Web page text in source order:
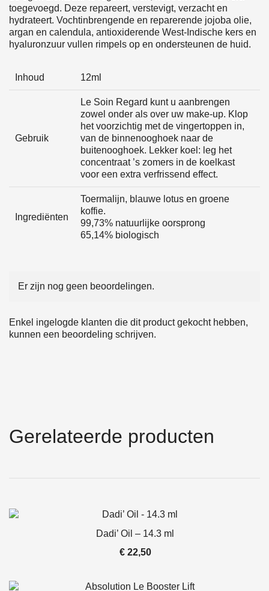
toegevoegd. Deze repareert, verstevigt, verzacht en
hydrateert. Vochtinbrengende en reparerende jojoba olie,
argan en calendula, antioxiderende West-Indische kers en
hyaluronzuur vullen rimpels op en ondersteunen de huid.
Inhoud 12ml
Gebruik
Le Soin Regard kunt u aanbrengen
zowel onder als over uw make-up. Klop
het voorzichtig met de vingertoppen in,
van de binnenooghoek naar de
buitenooghoek. Lekker koel: leg het
concentraat ’s zomers in de koelkast
voor een extra verfrissend effect.
Ingrediënten
Toermalijn, blauwe lotus en groene
koffie.
99,73% natuurlijke oorsprong
65,14% biologisch
Er zijn nog geen beoordelingen.
Enkel ingelogde klanten die dit product gekocht hebben,
kunnen een beoordeling schrijven.
Gerelateerde producten
Dadi’ Oil – 14.3 ml
€22,50